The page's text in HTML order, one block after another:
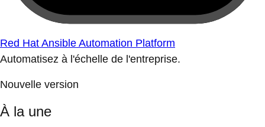
Red Hat Ansible Automation Platform
Automatisez à l'échelle de l'entreprise.
Nouvelle version
À la une